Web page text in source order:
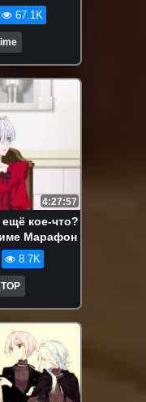
67.1K
4:27:57
кое-что?
Марафон
8.7K